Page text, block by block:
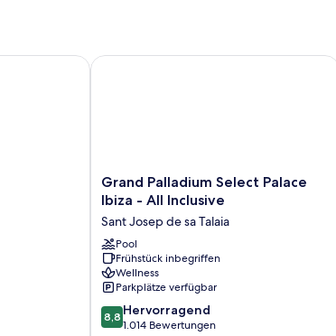
Grand
Palladium
Palace
Ibiza
-
All
Inclusive
Sant
Josep
Grand Palladium Select Palace
Ibiza - All Inclusive
Sant Josep de sa Talaia
Pool
Frühstück inbegriffen
Wellness
Parkplätze verfügbar
8.8
von
8,8 Hervorragend
1.014 Bewertungen
Grand Palladium Select Palace Ibiza -